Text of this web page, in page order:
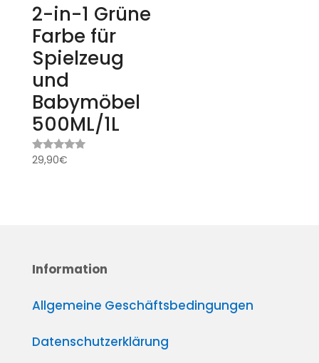
2-in-1 Grüne
Farbe für
Spielzeug
und
Babymöbel
500ML/1L
Bewertet
mit
29,90€
Information
Allgemeine Geschäftsbedingungen
Datenschutzerklärung